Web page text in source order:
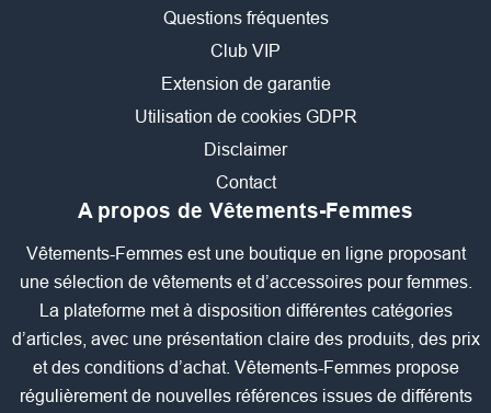
Questions fréquentes
Club VIP
Extension de garantie
Utilisation de cookies GDPR
Disclaimer
Contact
A propos de Vêtements-Femmes
Vêtements-Femmes est une boutique en ligne proposant
une sélection de vêtements et d’accessoires pour femmes.
La plateforme met à disposition différentes catégories
d’articles, avec une présentation claire des produits, des prix
et des conditions d’achat. Vêtements-Femmes propose
régulièrement de nouvelles références issues de différents